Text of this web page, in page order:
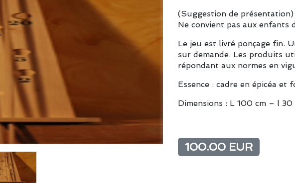
(Suggestion de présentation)
Ne convient pas aux enfants
Le jeu est livré ponçage fin.
sur demande. Les produits
répondant aux normes en
Essence : cadre en épicéa et
Dimensions : L 100 cm – l 30
100.00 EUR